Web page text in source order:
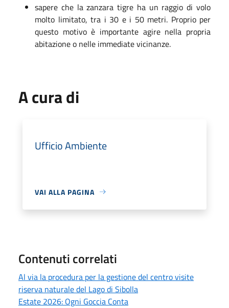
sapere che la zanzara tigre ha un raggio di volo
molto limitato, tra i 30 e i 50 metri. Proprio per
questo motivo è importante agire nella propria
abitazione o nelle immediate vicinanze.
A cura di
Ufficio Ambiente
VAI ALLA PAGINA
Contenuti correlati
Al via la procedura per la gestione del centro visite
riserva naturale del Lago di Sibolla
Estate 2026: Ogni Goccia Conta